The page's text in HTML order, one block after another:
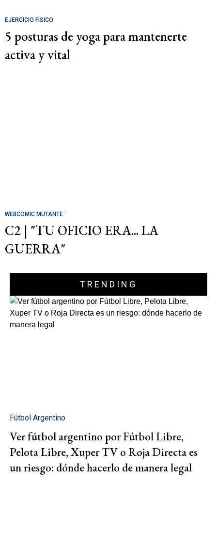
EJERCICIO FÍSICO
5 posturas de yoga para mantenerte
activa y vital
WEBCOMIC MUTANTE
C2 | "TU OFICIO ERA... LA
GUERRA"
TRENDING
Fútbol Argentino
Ver fútbol argentino por Fútbol Libre,
Pelota Libre, Xuper TV o Roja Directa es
un riesgo: dónde hacerlo de manera legal